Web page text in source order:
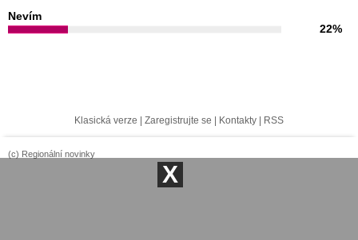
Nevím
22%
Klasická verze | Zaregistrujte se | Kontakty | RSS
(c) Regionální novinky
X